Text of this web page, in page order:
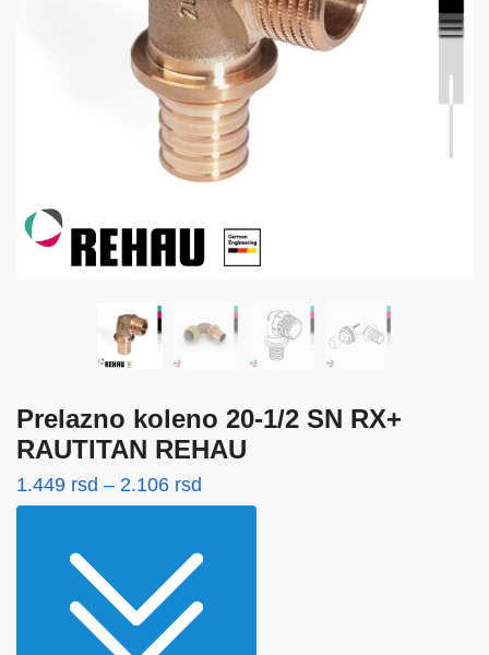
Prelazno koleno 20-1/2 SN RX+
RAUTITAN REHAU
1.449 rsd – 2.106 rsd
do